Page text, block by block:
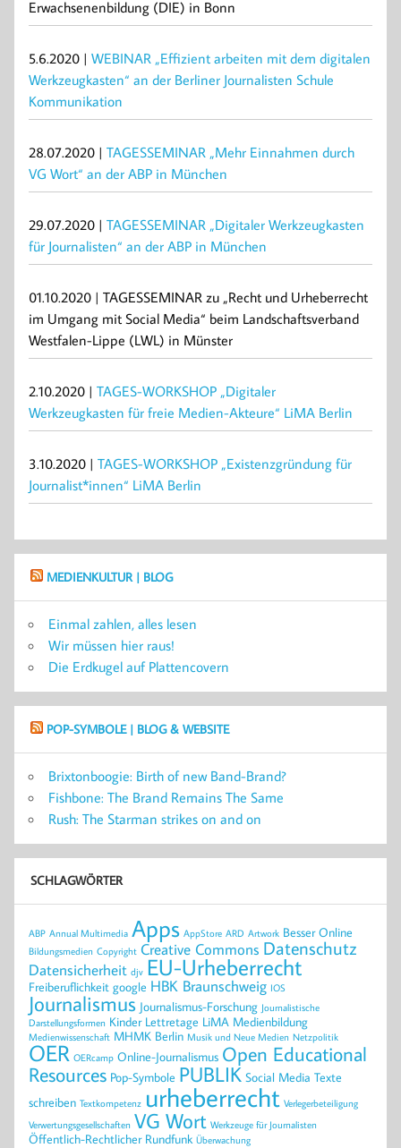
Erwachsenenbildung (DIE) in Bonn
5.6.2020 | WEBINAR „Effizient arbeiten mit dem digitalen
Werkzeugkasten“ an der Berliner Journalisten Schule
Kommunikation
28.07.2020 | TAGESSEMINAR „Mehr Einnahmen durch
VG Wort“ an der ABP in München
29.07.2020 | TAGESSEMINAR „Digitaler Werkzeugkasten
für Journalisten“ an der ABP in München
01.10.2020 | TAGESSEMINAR zu „Recht und Urheberrecht
im Umgang mit Social Media“ beim Landschaftsverband
Westfalen-Lippe (LWL) in Münster
2.10.2020 | TAGES-WORKSHOP „Digitaler
Werkzeugkasten für freie Medien-Akteure“ LiMA Berlin
3.10.2020 | TAGES-WORKSHOP „Existenzgründung für
Journalist*innen“ LiMA Berlin
MEDIENKULTUR | BLOG
Einmal zahlen, alles lesen
Wir müssen hier raus!
Die Erdkugel auf Plattencovern
POP-SYMBOLE | BLOG & WEBSITE
Brixtonboogie: Birth of new Band-Brand?
Fishbone: The Brand Remains The Same
Rush: The Starman strikes on and on
SCHLAGWÖRTER
ABP Annual Multimedia Apps AppStore ARD Artwork Besser Online
Bildungsmedien Copyright Creative Commons Datenschutz
Datensicherheit djv EU-Urheberrecht
Freiberuflichkeit google HBK Braunschweig IOS
Journalismus Journalismus-Forschung Journalistische
Darstellungsformen Kinder Lettretage LiMA Medienbildung
Medienwissenschaft MHMK Berlin Musik und Neue Medien Netzpolitik
OER OERcamp Online-Journalismus Open Educational
Resources Pop-Symbole PUBLIK Social Media Texte
schreiben Textkompetenz urheberrecht Verlegerbeteiligung
Verwertungsgesellschaften VG Wort Werkzeuge für Journalisten
Öffentlich-Rechtlicher Rundfunk Überwachung